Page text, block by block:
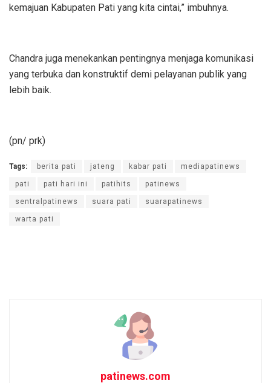
kemajuan Kabupaten Pati yang kita cintai,” imbuhnya.
Chandra juga menekankan pentingnya menjaga komunikasi
yang terbuka dan konstruktif demi pelayanan publik yang
lebih baik.
(pn/ prk)
Tags: berita pati jateng kabar pati mediapatinews
pati pati hari ini patihits patinews
sentralpatinews suara pati suarapatinews
warta pati
patinews.com